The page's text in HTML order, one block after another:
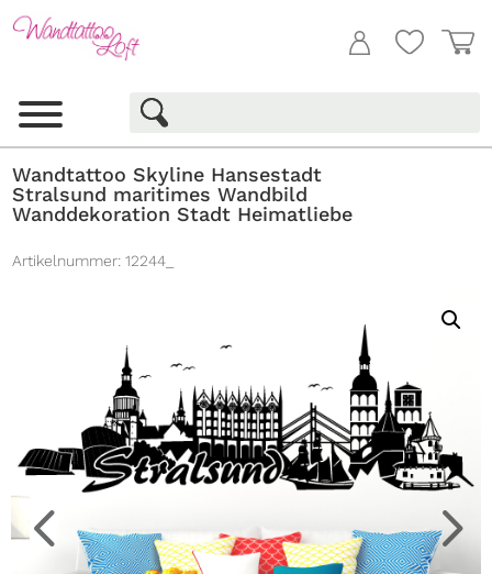
Wandtattoo Skyline Hansestadt
Stralsund maritimes Wandbild
Wanddekoration Stadt Heimatliebe
Artikelnummer: 12244_